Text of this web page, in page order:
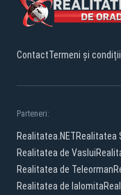
ContactTermeni și condiții
Parteneri:
Realitatea.NETRealitatea
Realitatea de Vaslui
Realitatea de Teleorman
Realitatea de Ialomita